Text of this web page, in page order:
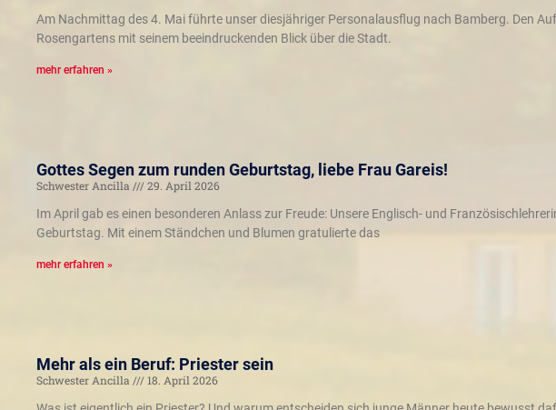
Am Nachmittag des 4. Mai führte unser diesjähriger Personalausflug nach Bamberg. Den
Rosengartens mit seinem beeindruckenden Blick über die Stadt.
mehr erfahren »
Gottes Segen zum runden Geburtstag, liebe Frau Gareis!
Schwester Ancilla
29. April 2026
Im April gab es einen besonderen Anlass zur Freude: Unsere Englisch- und
Geburtstag. Mit einem Ständchen und Blumen gratulierte das
mehr erfahren »
Mehr als ein Beruf: Priester sein
Schwester Ancilla
18. April 2026